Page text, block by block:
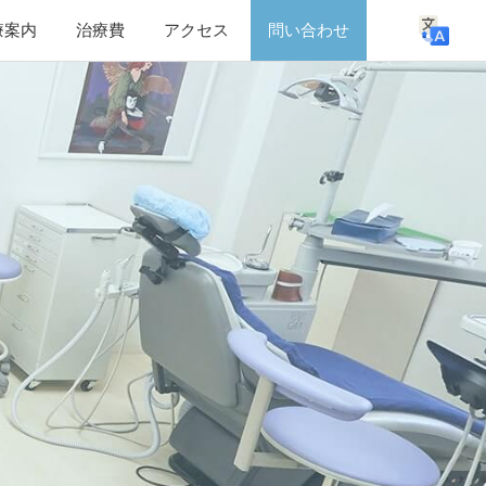
案内 治療費 アクセス 問い合わせ